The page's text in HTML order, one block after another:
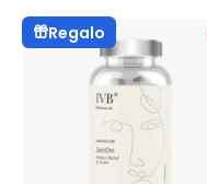
Regalo